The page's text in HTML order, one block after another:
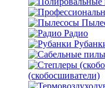
Радио
(скобосшиватели)